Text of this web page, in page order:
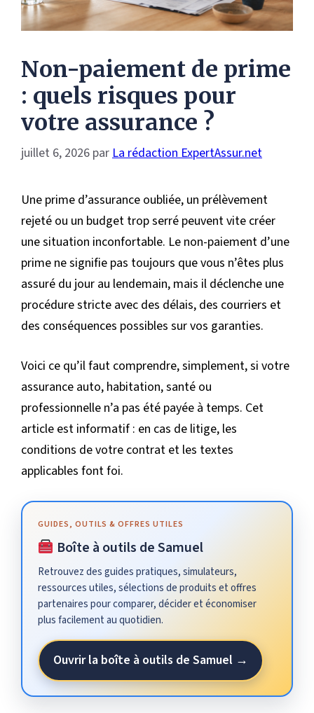
Non-paiement de prime
: quels risques pour
votre assurance ?
juillet 6, 2026 par La rédaction ExpertAssur.net
Une prime d’assurance oubliée, un prélèvement
rejeté ou un budget trop serré peuvent vite créer
une situation inconfortable. Le non-paiement d’une
prime ne signifie pas toujours que vous n’êtes plus
assuré du jour au lendemain, mais il déclenche une
procédure stricte avec des délais, des courriers et
des conséquences possibles sur vos garanties.
Voici ce qu’il faut comprendre, simplement, si votre
assurance auto, habitation, santé ou
professionnelle n’a pas été payée à temps. Cet
article est informatif : en cas de litige, les
conditions de votre contrat et les textes
applicables font foi.
GUIDES, OUTILS & OFFRES UTILES
Boîte à outils de Samuel
Retrouvez des guides pratiques, simulateurs,
ressources utiles, sélections de produits et offres
partenaires pour comparer, décider et économiser
plus facilement au quotidien.
Ouvrir la boîte à outils de Samuel →